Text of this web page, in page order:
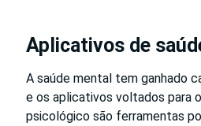
Aplicativos de
A saúde mental tem ganhado
e os aplicativos voltados para
psicológico são ferramentas